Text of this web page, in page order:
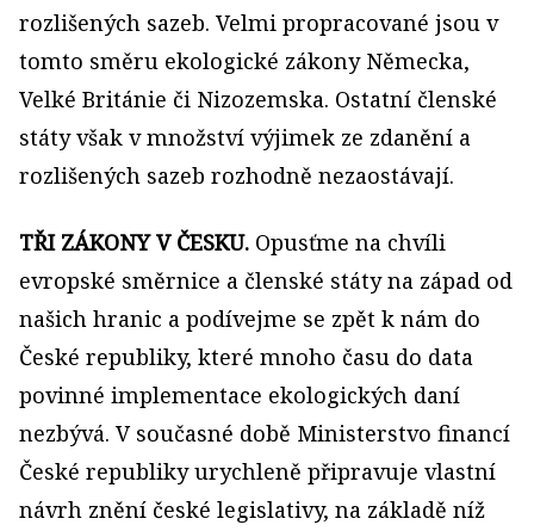
rozlišených sazeb. Velmi propracované jsou v
tomto směru ekologické zákony Německa,
Velké Británie či Nizozemska. Ostatní členské
státy však v množství výjimek ze zdanění a
rozlišených sazeb rozhodně nezaostávají.
TŘI ZÁKONY V ČESKU. Opusťme na chvíli
evropské směrnice a členské státy na západ od
našich hranic a podívejme se zpět k nám do
České republiky, které mnoho času do data
povinné implementace ekologických daní
nezbývá. V současné době Ministerstvo financí
České republiky urychleně připravuje vlastní
návrh znění české legislativy, na základě níž